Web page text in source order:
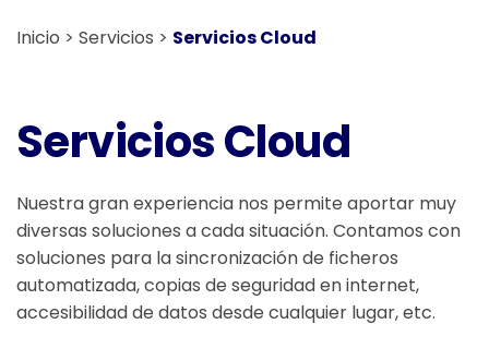
Inicio Servicios Servicios Cloud
Servicios Cloud
Nuestra gran experiencia nos permite aportar muy
diversas soluciones a cada situación. Contamos con
soluciones para la sincronización de ficheros
automatizada, copias de seguridad en internet,
accesibilidad de datos desde cualquier lugar, etc.